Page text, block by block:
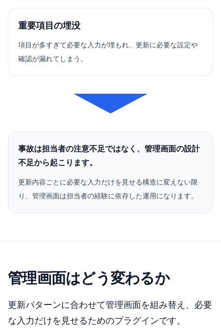
重要項目の埋没
項目が多すぎて必要な入力が埋もれ、更新に必要な設定や
確認が漏れてしまう。
事故は担当者の注意不足ではなく、管理画面の設計
不足から起こります。
更新内容ごとに必要な入力だけを見せる構造に変えない限
り、管理画面は担当者の経験に依存した運用になります。
管理画面はどう変わるか
更新パターンに合わせて管理画面を組み替え、必要
な入力だけを見せるためのプラグインです。